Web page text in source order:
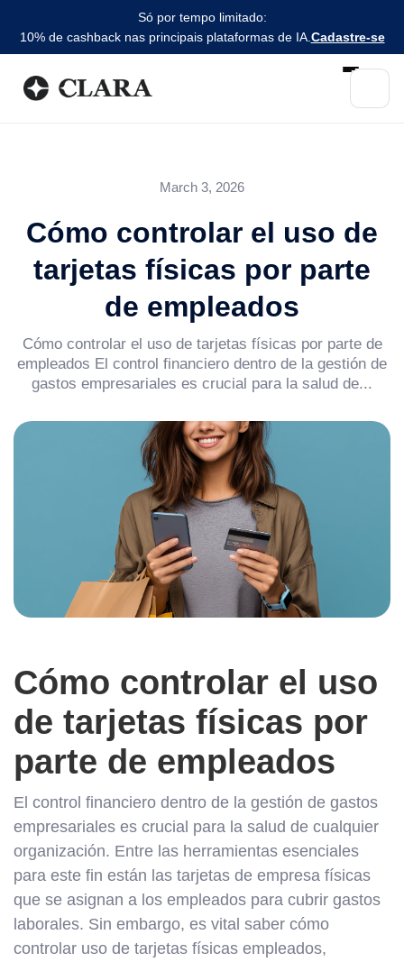
Só por tempo limitado:
10% de cashback nas principais plataformas de IA. Cadastre-se
March 3, 2026
Cómo controlar el uso de
tarjetas físicas por parte
de empleados
Cómo controlar el uso de tarjetas físicas por parte de
empleados El control financiero dentro de la gestión de
gastos empresariales es crucial para la salud de...
Cómo controlar el uso
de tarjetas físicas por
parte de empleados
El control financiero dentro de la gestión de gastos
empresariales es crucial para la salud de cualquier
organización. Entre las herramientas esenciales
para este fin están las tarjetas de empresa físicas
que se asignan a los empleados para cubrir gastos
laborales. Sin embargo, es vital saber cómo
controlar uso de tarjetas físicas empleados,